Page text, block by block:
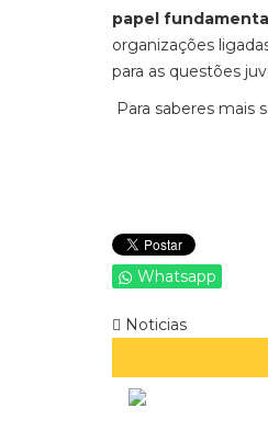
papel
organizações
para as questões
Para saberes mais
Whatsapp
Noticias